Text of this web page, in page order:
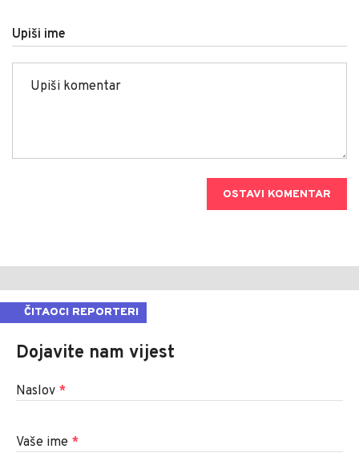
Upiši ime
OSTAVI KOMENTAR
ČITAOCI REPORTERI
Dojavite nam vijest
Naslov *
Vaše ime *